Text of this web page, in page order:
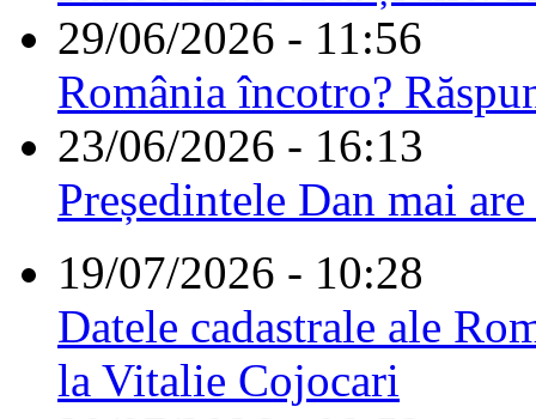
29/06/2026 - 11:56
România încotro?
23/06/2026 - 16:13
Președintele Dan mai
19/07/2026 - 10:28
Datele cadastrale ale
la Vitalie Cojocari